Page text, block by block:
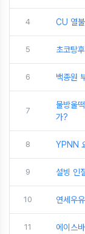
4 CU 열
5 초코탕
6 백종원
7
물방울
가?
8 YPNN
9 설빙 인
10 연세우
11 에이스